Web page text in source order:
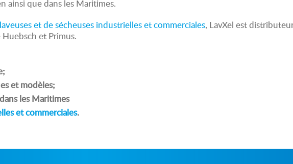
ainsi que dans les Maritimes.
laveuses et de sécheuses industrielles et commerciales, LavXel est
et Primus.
et modèles;
les Maritimes
et commerciales.